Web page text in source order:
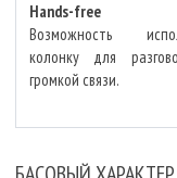
Hands-free
Возможность
колонку для
громкой связи.